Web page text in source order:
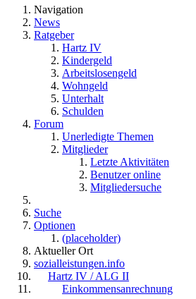
Navigation
News
Ratgeber
Hartz IV
Kindergeld
Arbeitslosengeld
Wohngeld
Unterhalt
Schulden
Forum
Unerledigte Themen
Mitglieder
Letzte Aktivitäten
Benutzer online
Mitgliedersuche
Suche
Optionen
(placeholder)
Aktueller Ort
sozialleistungen.info
Hartz IV / ALG II
Einkommensanrechnung